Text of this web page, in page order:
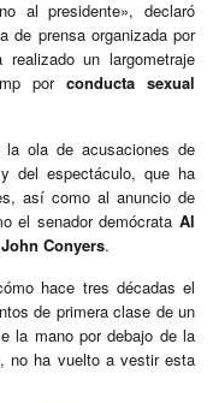
al presidente», declaró
de prensa organizada por
un largometraje
por conducta sexual
ola de acusaciones de
del espectáculo, que ha
así como al anuncio de
el senador demócrata Al
John Conyers.
hace tres décadas el
de primera clase de un
la mano por debajo de la
no ha vuelto a vestir esta